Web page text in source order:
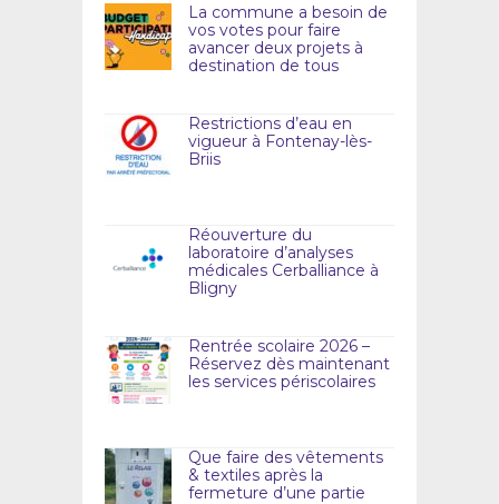
La commune a besoin de
vos votes pour faire
avancer deux projets à
destination de tous
Restrictions d’eau en
vigueur à Fontenay-lès-
Briis
Réouverture du
laboratoire d’analyses
médicales Cerballiance à
Bligny
Rentrée scolaire 2026 –
Réservez dès maintenant
les services périscolaires
Que faire des vêtements
& textiles après la
fermeture d’une partie